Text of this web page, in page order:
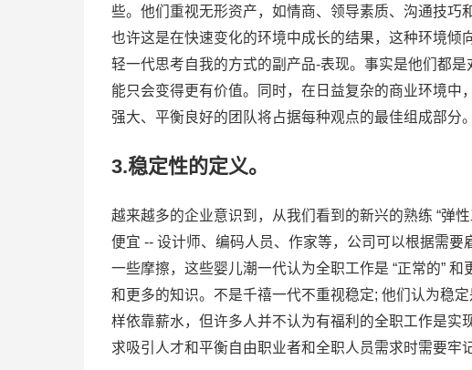
些。他们重视无形资产，如情商、领导素质、沟通技巧
也许这是在快速变化的环境中成长的结果，这种环境
轻一代思考自我的方式的副产品-表现。事实是他们都
能只会变得更有价值。同时，在日益复杂的商业环境
强大、平衡良好的团队将占据每种观点的最佳组成部分。
3.稳定性的定义。
越来越多的企业意识到，从我们看到的新兴的熟练 “弹
便宜 -- 设计师、编码人员、作家等，公司可以根据需
一些摩擦，这些婴儿潮一代认为全职工作是 “正常的”
和更多的知识。不是千禧一代不重视稳定; 他们认为稳
样依靠薪水，但许多人并不认为有福利的全职工作是
求吸引人才和平衡自由职业者和全职人员需求时需要牢